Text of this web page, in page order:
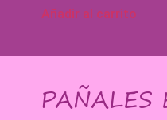
Añadir al carrito
PAÑALES